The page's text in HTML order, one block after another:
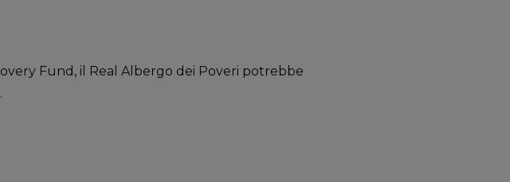
Fund, il Real Albergo dei Poveri potrebbe